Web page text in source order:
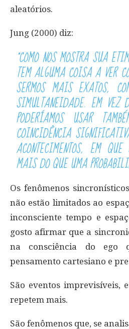
aleatórios.
Jung (2000) diz:
“COMO NOS MOSTRA SUA
TEM ALGUMA COISA A VER
SERMOS MAIS EXATOS,
SIMULTANEIDADE. EM VEZ
PODERÍAMOS USAR
COINCIDÊNCIA
ACONTECIMENTOS, EM
MAIS DO QUE UMA
Os fenômenos
não estão limitados ao
inconsciente tempo e
gosto afirmar que a
na consciência do ego
pensamento cartesiano e
São eventos imprevisíveis,
repetem mais.
São fenômenos que, se